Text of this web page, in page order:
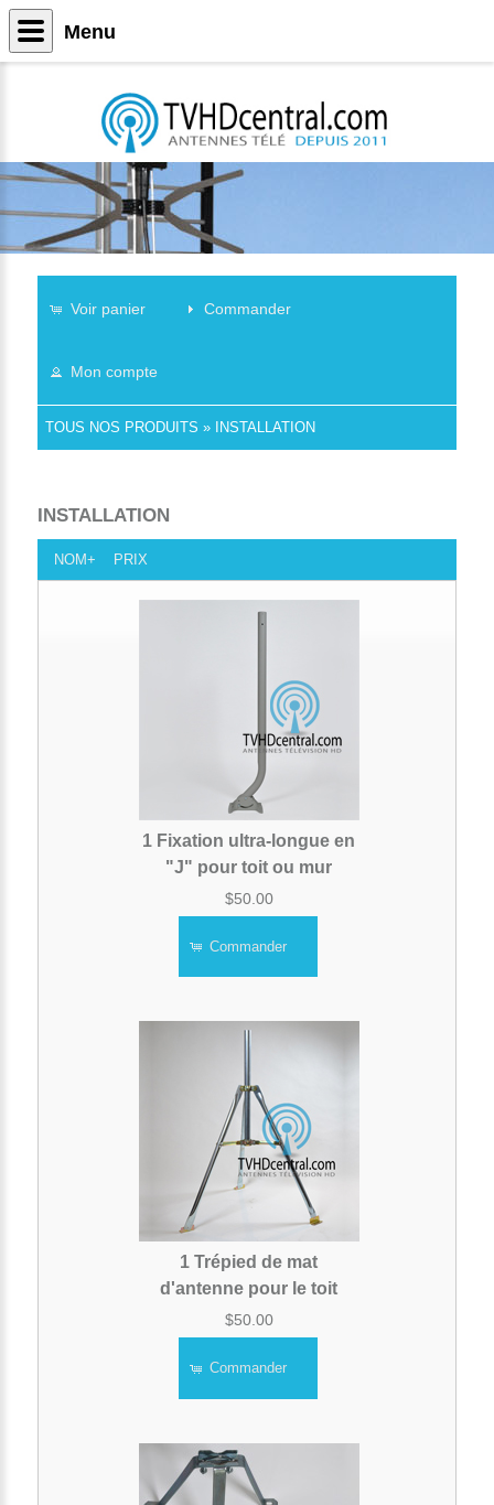
Voir panier Commander
Mon compte
TOUS NOS PRODUITS » INSTALLATION
INSTALLATION
NOM+ PRIX
1 Fixation ultra-longue en
"J" pour toit ou mur
$50.00
Commander
1 Trépied de mat
d'antenne pour le toit
$50.00
Commander
Menu